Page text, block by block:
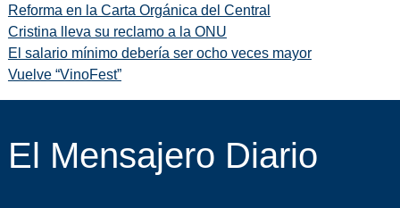
Reforma en la Carta Orgánica del Central
Cristina lleva su reclamo a la ONU
El salario mínimo debería ser ocho veces mayor
Vuelve “VinoFest”
El Mensajero Diario